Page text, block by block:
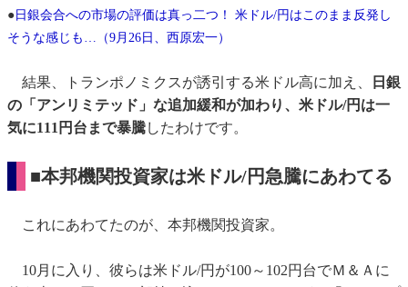
● 日銀会合への市場の評価は真っ二つ！ 米ドル/円はこのまま反発し
そうな感じも…（9月26日、西原宏一）
結果、トランポノミクスが誘引する米ドル高に加え、
日銀
の「アンリミテッド」な追加緩和が加わり、米ドル/円は一
気に111円台まで暴騰したわけです。
■本邦機関投資家は米ドル/円急騰にあわてる
これにあわてたのが、本邦機関投資家。
10月に入り、彼らは米ドル/円が100～102円台でＭ＆Ａに